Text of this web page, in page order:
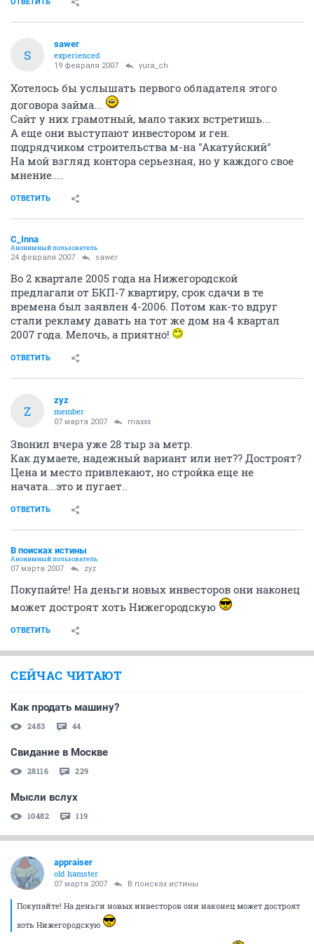
S
sawer
experienced
19 февраля 2007 yura_ch
Хотелось бы услышать первого обладателя этого
договора займа...
Сайт у них грамотный, мало таких встретишь...
А еще они выступают инвестором и ген.
подрядчиком строительства м-на "Акатуйский"
На мой взгляд контора серьезная, но у каждого свое
мнение....
ОТВЕТИТЬ
C_Inna
Анонимный пользователь
24 февраля 2007 sawer
Во 2 квартале 2005 года на Нижегородской
предлагали от БКП-7 квартиру, срок сдачи в те
времена был заявлен 4-2006. Потом как-то вдруг
стали рекламу давать на тот же дом на 4 квартал
2007 года. Мелочь, а приятно!
ОТВЕТИТЬ
Z
zyz
member
07 марта 2007 maxxx
Звонил вчера уже 28 тыр за метр.
Как думаете, надежный вариант или нет?? Достроят?
Цена и место привлекают, но стройка еще не
начата...это и пугает..
ОТВЕТИТЬ
В поисках истины
Анонимный пользователь
07 марта 2007 zyz
Покупайте! На деньги новых инвесторов они наконец
может достроят хоть Нижегородскую
ОТВЕТИТЬ
СЕЙЧАС ЧИТАЮТ
Как продать машину?
2483 44
Свидание в Москве
28116 229
Мысли вслух
10482 119
appraiser
old hamster
07 марта 2007 В поисках истины
Покупайте! На деньги новых инвесторов они наконец может достроят
хоть Нижегородскую